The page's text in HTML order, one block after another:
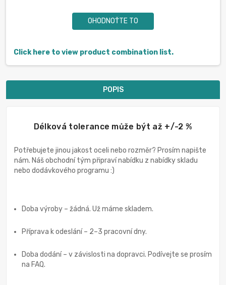
OHODNOŤTE TO
Click here to view product combination list.
POPIS
Délková tolerance může být až +/-2 %
Potřebujete jinou jakost oceli nebo rozměr? Prosím napište
nám. Náš obchodní tým připraví nabídku z nabídky skladu
nebo dodávkového programu :)
Doba výroby – žádná. Už máme skladem.
Příprava k odeslání – 2–3 pracovní dny.
Doba dodání – v závislosti na dopravci. Podívejte se prosím
na FAQ.